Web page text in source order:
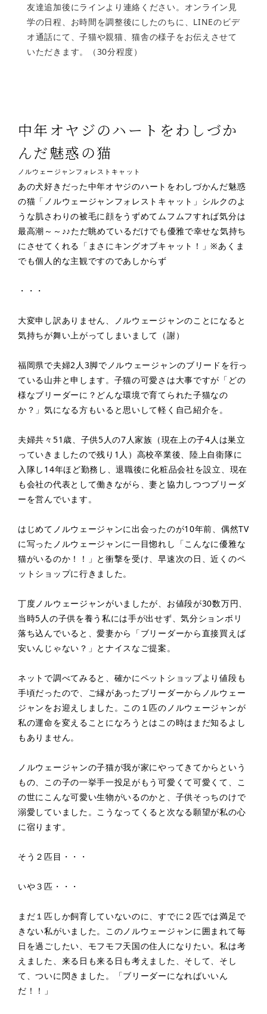
友達追加後にラインより連絡ください。オンライン見
学の日程、お時間を調整後にしたのちに、LINEのビデ
オ通話にて、子猫や親猫、猫舎の様子をお伝えさせて
いただきます。（30分程度）
中年オヤジのハートをわしづか
んだ魅惑の猫
ノルウェージャンフォレストキャット
あの犬好きだった中年オヤジのハートをわしづかんだ魅惑
の猫「ノルウェージャンフォレストキャット」シルクのよ
うな肌さわりの被毛に顔をうずめてムフムフすれば気分は
最高潮～～♪♪ただ眺めているだけでも優雅で幸せな気持ち
にさせてくれる「まさにキングオブキャット！」※あくま
でも個人的な主観ですのであしからず
・・・
大変申し訳ありません、ノルウェージャンのことになると
気持ちが舞い上がってしまいまして（謝）
福岡県で夫婦2人3脚でノルウェージャンのブリードを行っ
ている山井と申します。子猫の可愛さは大事ですが「どの
様なブリーダーに？どんな環境で育てられた子猫なの
か？」気になる方もいると思いして軽く自己紹介を。
夫婦共々51歳、子供5人の7人家族（現在上の子4人は巣立
っていきましたので残り1人）高校卒業後、陸上自衛隊に
入隊し14年ほど勤務し、退職後に化粧品会社を設立、現在
も会社の代表として働きながら、妻と協力しつつブリーダ
ーを営んでいます。
はじめてノルウェージャンに出会ったのが10年前、偶然TV
に写ったノルウェージャンに一目惚れし「こんなに優雅な
猫がいるのか！！」と衝撃を受け、早速次の日、近くのペ
ットショップに行きました。
丁度ノルウェージャンがいましたが、お値段が30数万円、
当時5人の子供を養う私には手が出せず、気分ションボリ
落ち込んでいると、愛妻から「ブリーダーから直接買えば
安いんじゃない？」とナイスなご提案。
ネットで調べてみると、確かにペットショップより値段も
手頃だったので、ご縁があったブリーダーからノルウェー
ジャンをお迎えしました。この１匹のノルウェージャンが
私の運命を変えることになろうとはこの時はまだ知るよし
もありません。
ノルウェージャンの子猫が我が家にやってきてからという
もの、この子の一挙手一投足がもう可愛くて可愛くて、こ
の世にこんな可愛い生物がいるのかと、子供そっちのけで
溺愛していました。こうなってくると次なる願望が私の心
に宿ります。
そう２匹目・・・
いや３匹・・・
まだ１匹しか飼育していないのに、すでに２匹では満足で
きない私がいました。このノルウェージャンに囲まれて毎
日を過ごしたい、モフモフ天国の住人になりたい。私は考
えました、来る日も来る日も考えました、そして、そし
て、ついに閃きました。「ブリーダーになればいいん
だ！！」